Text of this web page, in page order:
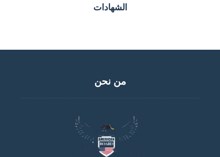
الشهادات
من نحن